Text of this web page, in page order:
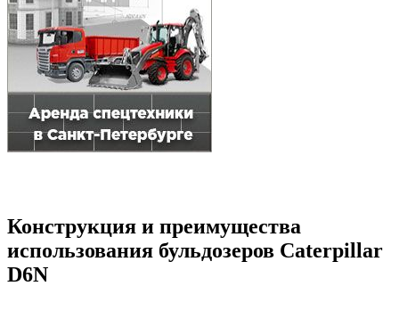
Конструкция и преимущества
использования бульдозеров Caterpillar
D6N